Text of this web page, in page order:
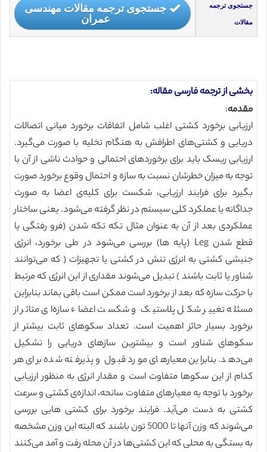
جستجوی ترجمه
مقالات
جستجوی ترجمه مقالات مهندسی
عمران
بخشی از ترجمه فارسی مقاله:
مقدمه:
ارزیابی برخورد کشتی اغلب شامل اتفاقات برخورد میانی اتصالات
دریایی و کشتی‌های اطرافش به هنگام تخلیه با صورت می‌گیرد.
ارزیابی ریسک باید برای برخوردهای احتمالی و حوادث ناشی از آن با
توجه به میزان خطرشان نسبت به سازه و احتمال وقوع برخورد صورت
بگیرد برای فرایند ارزیابی، شکست برای کلیه‌ی اعضا به صورت
جداگانه یا عملکرد کلی سیستم در نظر گرفته می‌شود. یعنی ساختار
عملکردی بعد از آن به عنوان مثال تکه تکه شدن (فرو رفتگی یا
قطع شدن Leg (پایه ها) بررسی می‌شود در طی برخورد، انرژی
جنبشی کشتی به انرژی تنش در کشتی یا تجهیزات ( که می‌توانند
شناور یا ثابت باشند ) تبدیل می‌شوند مقداری از این انرژی که مرتبط
با حرکت سازه که بعد از برخورد است ممکن است باقی بماند بنابراین
مسئله تغییر شکل پلاستیک و شکست اعضاء سازه‌ای متاثر از
برخورد بسیار حائز اهمیت است. تعداد سکوهای ثابت بیشتر از
سکوهای شناور است و بیشترین سازهای دریایی را تشکیل
می‌دهد. بنابراین معیارهای مورد قبول و پذیرفته شده برای هر
کدام از این سکوها متفاوت است و مقدار انرژی به منظور ارزیابی
برخورد با توجه یه معیارهای متفاوت سانحه، اندازه‌ی کشتی و سرعت
کشتی به دست می‌آید. فرایند برخورد برای کشتی هایی بررسی
می‌شوند که وزن آنها تا 5000 تون باشند که البته این وزن مشخصه
به بستگی به محلی که این کشتی‌ها در آن محله رفت و آمد می‌کنند